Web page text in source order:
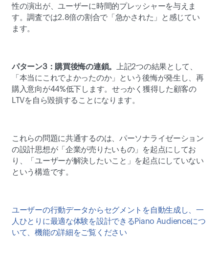
性の演出が、ユーザーに時間的プレッシャーを与えま
す。調査では2.8倍の割合で「急かされた」と感じてい
ます。
パターン3：購買後悔の連鎖。
上記2つの結果として、
「本当にこれでよかったのか」という後悔が発生し、再
購入意向が44%低下します。せっかく獲得した顧客の
LTVを自ら毀損することになります。
これらの問題に共通するのは、パーソナライゼーション
の設計思想が「企業が売りたいもの」を起点にしてお
り、「ユーザーが解決したいこと」を起点にしていない
という構造です。
ユーザーの行動データからセグメントを自動生成し、一
人ひとりに最適な体験を設計できるPiano Audienceにつ
いて、機能の詳細をご覧ください